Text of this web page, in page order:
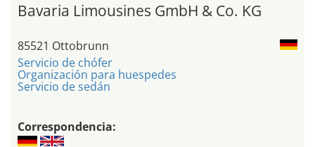
Bavaria Limousines GmbH & Co. KG
85521 Ottobrunn
Servicio de chófer
Organización para huespedes
Servicio de sedán
Correspondencia: